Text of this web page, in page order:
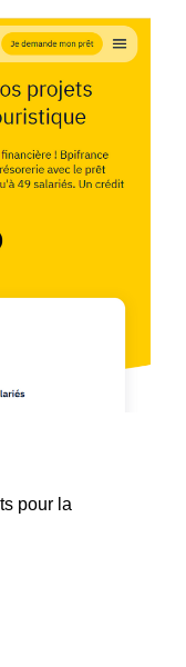
pour la